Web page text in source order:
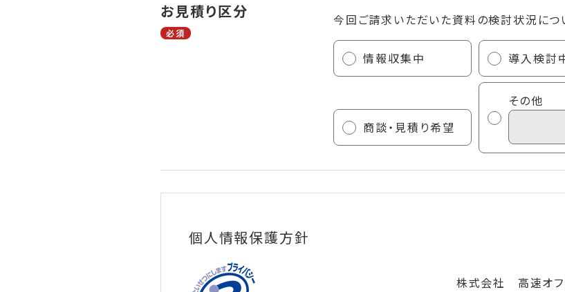
お見積り区分
必須
今回ご請求いただいた資料の検討状況につ
情報収集中 導入検討
商談・見積り希望
その他
個人情報保護方針
株式会社 高速オ